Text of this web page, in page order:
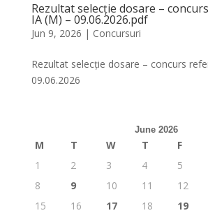
Rezultat selecție dosare –
IA (M) – 09.06.2026.pdf
Jun 9, 2026 | Concursuri
Rezultat selecție dosare – concurs
09.06.2026
June 2026
M T W T F
1
2 3 4 5
8
9 10 11 12
15
16 17 18 19